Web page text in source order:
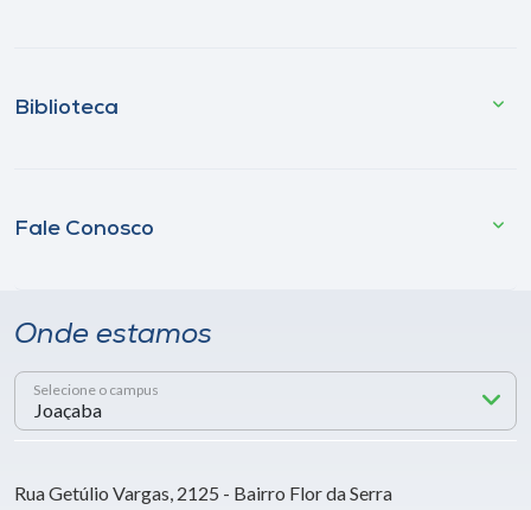
Biblioteca
Fale Conosco
Onde estamos
Selecione o campus
Rua Getúlio Vargas, 2125 - Bairro Flor da Serra